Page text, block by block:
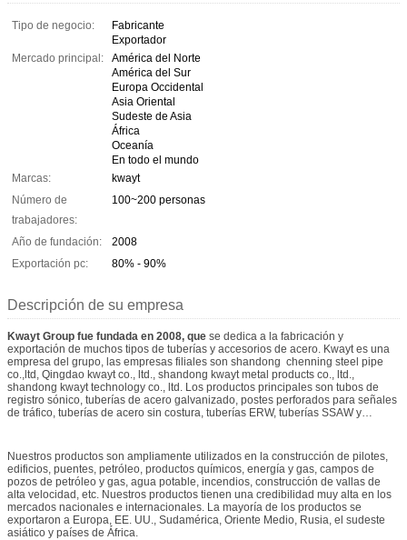
Tipo de negocio:
Fabricante
Exportador
Mercado principal:
América del Norte
América del Sur
Europa Occidental
Asia Oriental
Sudeste de Asia
África
Oceanía
En todo el mundo
Marcas:
kwayt
Número de
trabajadores:
100~200 personas
Año de fundación:
2008
Exportación pc:
80% - 90%
Descripción de su empresa
Kwayt Group fue fundada en 2008, que se dedica a la fabricación y
exportación de muchos tipos de tuberías y accesorios de acero. Kwayt es una
empresa del grupo, las empresas filiales son shandong chenning steel pipe
co.,ltd, Qingdao kwayt co., ltd., shandong kwayt metal products co., ltd.,
shandong kwayt technology co., ltd. Los productos principales son tubos de
registro sónico, tuberías de acero galvanizado, postes perforados para señales
de tráfico, tuberías de acero sin costura, tuberías ERW, tuberías SSAW y
Nuestros productos son ampliamente utilizados en la construcción de pilotes,
edificios, puentes, petróleo, productos químicos, energía y gas, campos de
pozos de petróleo y gas, agua potable, incendios, construcción de vallas de
alta velocidad, etc. Nuestros productos tienen una credibilidad muy alta en los
mercados nacionales e internacionales. La mayoría de los productos se
exportaron a Europa, EE. UU., Sudamérica, Oriente Medio, Rusia, el sudeste
asiático y países de África.